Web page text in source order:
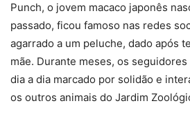
Punch, o jovem macaco japonês
passado, ficou famoso nas redes
agarrado a um peluche, dado após
mãe. Durante meses, os
dia a dia marcado por solidão e
os outros animais do Jardim